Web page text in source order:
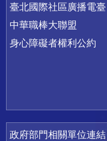
臺北國際社區廣播電臺
中華職棒大聯盟
身心障礙者權利公約
政府部門相關單位連結